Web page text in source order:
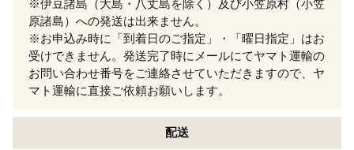
※伊豆諸島（大島・八丈島を除く）及び小笠原村（小笠
原諸島）への発送は出来ません。
※お申込み時に「到着日のご指定」・「曜日指定」はお
受けできません。発送完了時にメールにてヤマト運輸の
お問い合わせ番号をご連絡させていただきますので、ヤ
マト運輸に直接ご依頼お願いします。
配送